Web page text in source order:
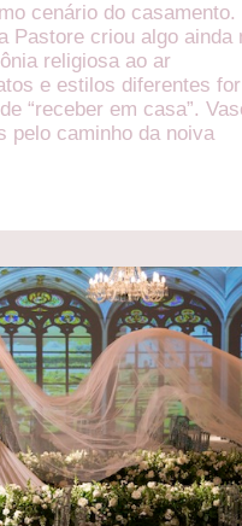
cenário do casamento.
Pastore criou algo ainda
religiosa ao ar
e estilos diferentes
“receber em casa”.
pelo caminho da noiva